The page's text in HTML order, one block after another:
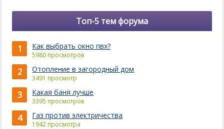
Топ-5 тем форума
1 Как выбрать окно пвх?
5980 просмотров
2 Отопление в загородный дом
3491 просмотр
3 Какая баня лучше
3395 просмотров
4 Газ против электричества
1942 просмотра